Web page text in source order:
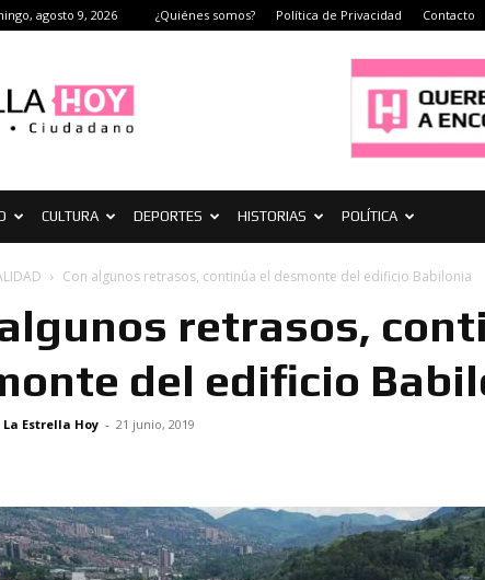
agosto 9, 2026 ¿Quiénes somos? Política de Privacidad Contacto
CULTURA DEPORTES HISTORIAS POLÍTICA
Con algunos retrasos, continúa el desmonte del edificio Babilonia
retrasos,
del edificio
Estrella Hoy - 21 junio, 2019